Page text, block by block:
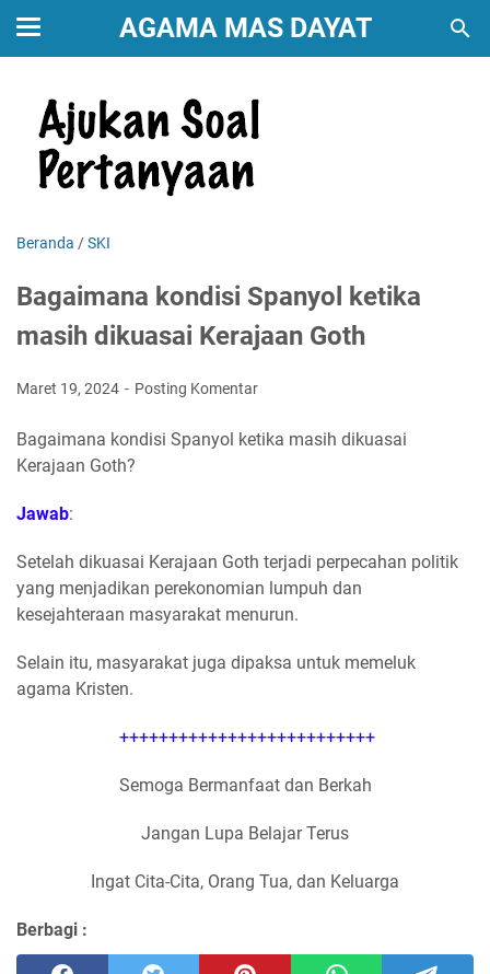
AGAMA MAS DAYAT
Beranda /SKI
Bagaimana kondisi Spanyol ketika
masih dikuasai Kerajaan Goth
Maret 19, 2024 Posting Komentar
Bagaimana kondisi Spanyol ketika masih dikuasai
Kerajaan Goth?
Jawab:
Setelah dikuasai Kerajaan Goth terjadi perpecahan politik
yang menjadikan perekonomian lumpuh dan
kesejahteraan masyarakat menurun.
Selain itu, masyarakat juga dipaksa untuk memeluk
agama Kristen.
++++++++++++++++++++++++++
Semoga Bermanfaat dan Berkah
Jangan Lupa Belajar Terus
Ingat Cita-Cita, Orang Tua, dan Keluarga
Berbagi :